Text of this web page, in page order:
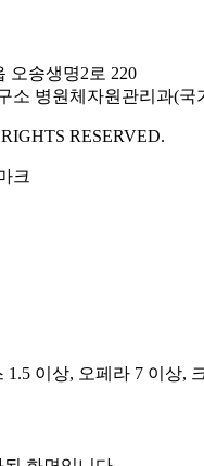
오송생명2로 220
소 병원체자원관리과(국
RESERVED.
이상, 오페라 7 이상,